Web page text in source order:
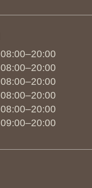
08:00–20:00
08:00–20:00
08:00–20:00
08:00–20:00
08:00–20:00
09:00–20:00